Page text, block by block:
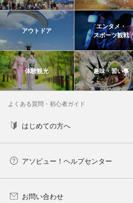
アウトドア
エンタメ・
スポーツ観戦
体験観光 趣味・習い事
よくある質問・初心者ガイド
はじめての方へ
アソビュー！ヘルプセンター
お問い合わせ